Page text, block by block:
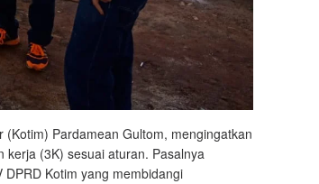
Pardamean Gultom, mengingatkan
(3K) sesuai aturan. Pasalnya
Kotim yang membidangi